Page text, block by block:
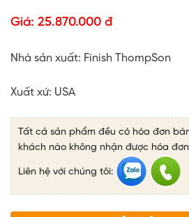
Giá: 25.870.000 đ
Nhà sản xuất: Finish ThompSon
Xuất xứ: USA
Tất cả sản phẩm đều có hóa đơn
khách nào không nhận được hóa
Liên hệ với chúng tôi: